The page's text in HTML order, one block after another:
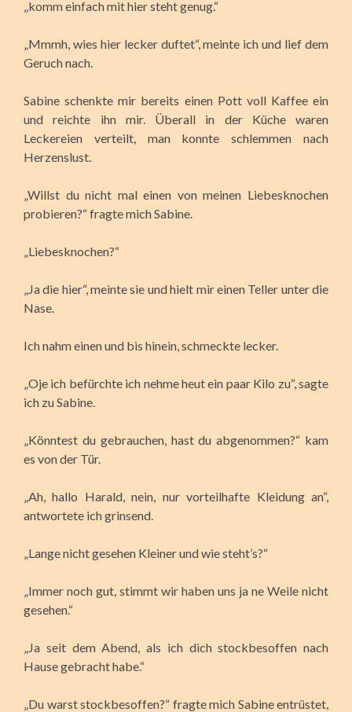
„komm einfach mit hier steht genug.“
„Mmmh, wies hier lecker duftet“, meinte ich und lief dem
Geruch nach.
Sabine schenkte mir bereits einen Pott voll Kaffee ein
und reichte ihn mir. Überall in der Küche waren
Leckereien verteilt, man konnte schlemmen nach
Herzenslust.
„Willst du nicht mal einen von meinen Liebesknochen
probieren?“ fragte mich Sabine.
„Liebesknochen?“
„Ja die hier“, meinte sie und hielt mir einen Teller unter die
Nase.
Ich nahm einen und bis hinein, schmeckte lecker.
„Oje ich befürchte ich nehme heut ein paar Kilo zu“, sagte
ich zu Sabine.
„Könntest du gebrauchen, hast du abgenommen?“ kam
es von der Tür.
„Ah, hallo Harald, nein, nur vorteilhafte Kleidung an“,
antwortete ich grinsend.
„Lange nicht gesehen Kleiner und wie steht’s?“
„Immer noch gut, stimmt wir haben uns ja ne Weile nicht
gesehen.“
„Ja seit dem Abend, als ich dich stockbesoffen nach
Hause gebracht habe.“
„Du warst stockbesoffen?“ fragte mich Sabine entrüstet,